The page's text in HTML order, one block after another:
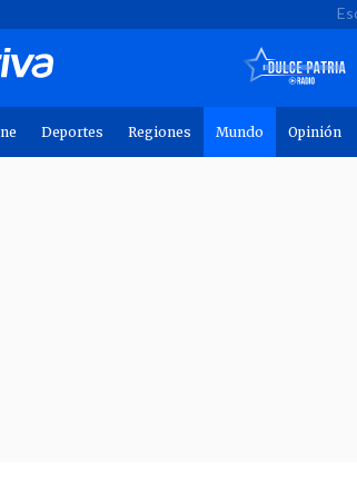
Deportes Regiones Mundo Opinión